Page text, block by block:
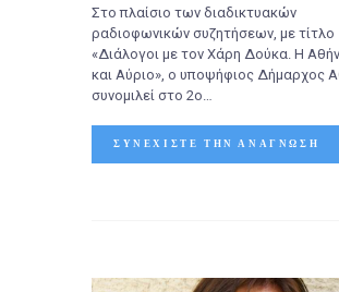
Στο πλαίσιο των διαδικτυακών
ραδιοφωνικών συζητήσεων, με τίτλο
«Διάλογοι με τον Χάρη Δούκα. Η
και Αύριο», ο υποψήφιος Δήμαρχος
συνομιλεί στο 2ο…
ΣΥΝΕΧΊΣΤΕ ΤΗΝ ΑΝΆΓΝΩΣΗ